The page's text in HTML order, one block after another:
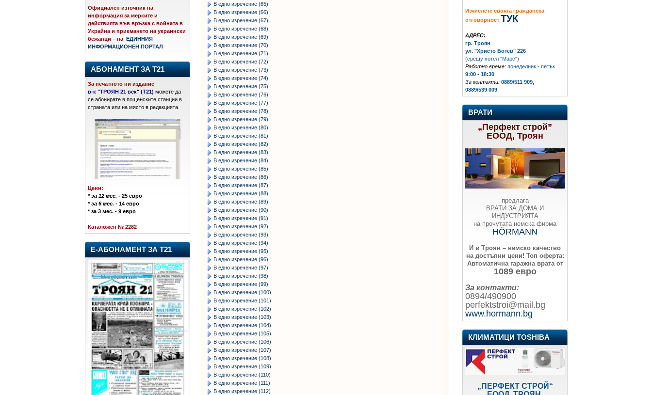
Официален източник на
информация за мерките и
действията във връзка с войната в
Украйна и приемането на украински
бежанци – на
ЕДИННИЯ
ИНФОРМАЦИОНЕН ПОРТАЛ
АБОНАМЕНТ ЗА Т21
За печатното ни издание
в-к "ТРОЯН 21 век" (Т21) можете да
се абонирате в пощенските станции в
страната или на място в редакцията.
Цени:
*за 12 мес. - 25 евро
*за 6 мес. - 14 евро
* за 3 мес. - 9 евро
Каталожен № 2282
Е-АБОНАМЕНТ ЗА Т21
В едно изречение (65)
В едно изречение (66)
В едно изречение (67)
В едно изречение (68)
В едно изречение (69)
В едно изречение (70)
В едно изречение (71)
В едно изречение (72)
В едно изречение (73)
В едно изречение (74)
В едно изречение (75)
В едно изречение (76)
В едно изречение (77)
В едно изречение (78)
В едно изречение (79)
В едно изречение (80)
В едно изречение (81)
В едно изречение (82)
В едно изречение (83)
В едно изречение (84)
В едно изречение (85)
В едно изречение (86)
В едно изречение (87)
В едно изречение (88)
В едно изречение (89)
В едно изречение (90)
В едно изречение (91)
В едно изречение (92)
В едно изречение (93)
В едно изречение (94)
В едно изречение (95)
В едно изречение (96)
В едно изречение (97)
В едно изречение (98)
В едно изречение (99)
В едно изречение (100)
В едно изречение (101)
В едно изречение (102)
В едно изречение (103)
В едно изречение (104)
В едно изречение (105)
В едно изречение (106)
В едно изречение (107)
В едно изречение (108)
В едно изречение (109)
В едно изречение (110)
В едно изречение (111)
В едно изречение (112)
Изчислете своята гражданска
отговорност ТУК
АДРЕС:
гр. Троян
ул. "Христо Ботев" 226
(срещу хотел "Марс")
Работно време: понеделник - петък
9:00 - 18:30
За контакти: 0889/511 909,
0889/539 009
ВРАТИ
„Перфект строй”
ЕООД, Троян
предлага
ВРАТИ ЗА ДОМА И
ИНДУСТРИЯТА
на прочутата немска фирма
HÖRMANN
И в Троян – немско качество
на достъпни цени! Топ оферта:
Автоматична гаражна врата от
1089 евро
За контакти:
0894/490900
perfektstroi@mail.bg
www.hormann.bg
КЛИМАТИЦИ TOSHIBA
„ПЕРФЕКТ СТРОЙ“